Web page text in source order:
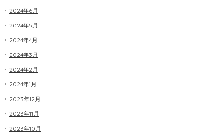
2024年6月
2024年5月
2024年4月
2024年3月
2024年2月
2024年1月
2023年12月
2023年11月
2023年10月